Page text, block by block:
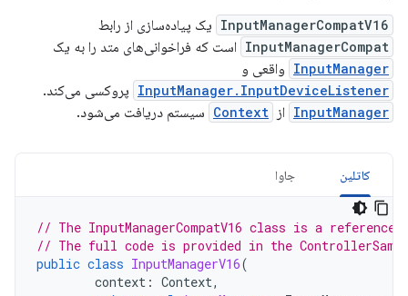
InputManagerCompatV16 یک پیاده‌سازی از رابط
InputManagerCompat است که فراخوانی‌های متد را به یک
InputManager واقعی و
InputManager.InputDeviceListener پروکسی می‌کند.
InputManager از Context سیستم دریافت می‌شود.
کاتلین جاوا
// The InputManagerCompatV16 class is a reference
// The full code is provided in the
public class InputManagerV16(
context : Context,